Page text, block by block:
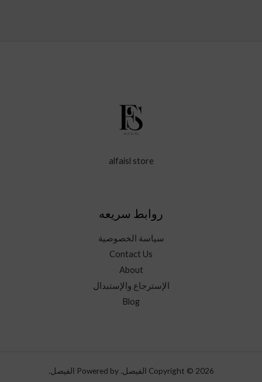
alfaisl store
روابط سريعه
سياسة الخصوصية
Contact Us
About
الإسترجاع والإستبدال
Blog
Copyright © 2026 الفيصل. Powered by الفيصل.